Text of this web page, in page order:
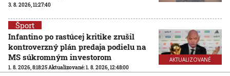
3. 8. 2026, 11:27:40
AKTUALIZOVANÉ
Šport
Infantino po rastúcej kritike zrušil
kontroverzný plán predaja podielu na
MS súkromným investorom
1. 8. 2026, 8:18:25 Aktualizované:1. 8. 2026, 12:48:00